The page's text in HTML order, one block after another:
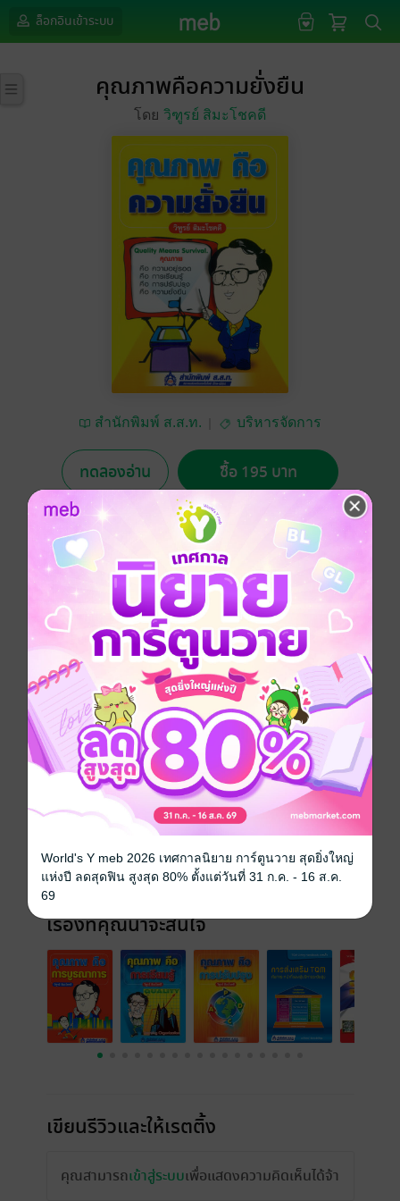
ล็อกอินเข้าระบบ
คุณภาพคือความยั่งยืน
โดย วิฑูรย์ สิมะโชคดี
สำนักพิมพ์ ส.ส.ท. บริหารจัดการ
ทดลองอ่าน ซื้อ 195 บาท
No Rating
ซื้อเป็นของขวัญ ติดตาม
เป็นคู่มือที่ “องค์กรคุณภาพ "และ" คนคุณภาพ” ไม่อ่านไม่
ได้รวม “32 กลยุทธ์แห่งความสำเร็จ” ของโคโนซึเกะ มัทสุ
ชิตะ ผู้ก่อตั้งบริษัท Panasonic และคำคมด้าน “คุณภาพ”
จากนักวิชาการทั่วโลก
ประเภทไฟล์ pdf
วันที่วางขาย 01 มีนาคม 2560
ราคาปก 195 บาท
เรื่องที่คุณน่าจะสนใจ
เขียนรีวิวและให้เรตติ้ง
คุณสามารถเข้าสู่ระบบเพื่อแสดงความคิดเห็นได้จ้า
World's Y meb 2026 เทศกาลนิยาย การ์ตูนวาย สุดยิ่งใหญ่
แห่งปี ลดสุดฟิน สูงสุด 80% ตั้งแต่วันที่ 31 ก.ค. - 16 ส.ค.
69